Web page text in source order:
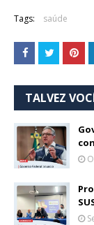
Tags: saúde
TALVEZ